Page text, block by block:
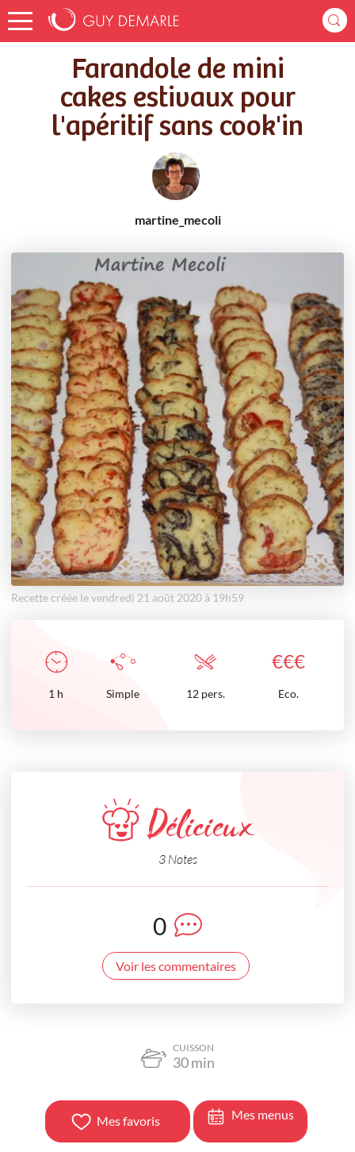
Accueil
Recettes
Farandole de mini cakes estivaux pour l'apéritif sans cook'in
Farandole de mini
cakes estivaux pour
l'apéritif sans cook'in
martine_mecoli
Recette créée le vendredi 21 août 2020 à 19h59
€€€
1 h Simple 12 pers. Eco.
Délicieux
3 Notes
0
Voir les commentaires
CUISSON
30min
Mes favoris Mes menus